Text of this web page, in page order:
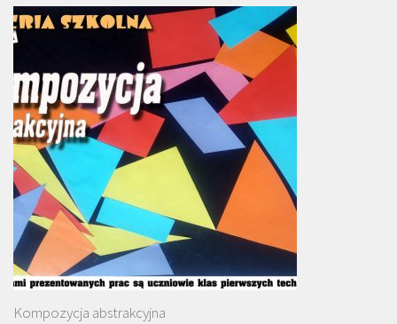
Kompozycja abstrakcyjna